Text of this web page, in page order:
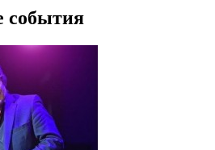
события